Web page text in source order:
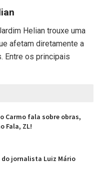
Helian trouxe uma
afetam diretamente a
Entre os principais
Carmo fala sobre obras,
Fala, ZL!
do jornalista Luiz Mário